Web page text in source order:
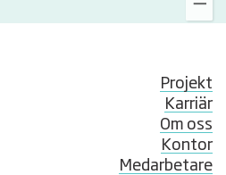
Projekt
Karriär
Om oss
Kontor
Medarbetare